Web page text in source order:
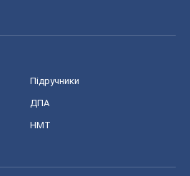
Підручники
ДПА
НМТ